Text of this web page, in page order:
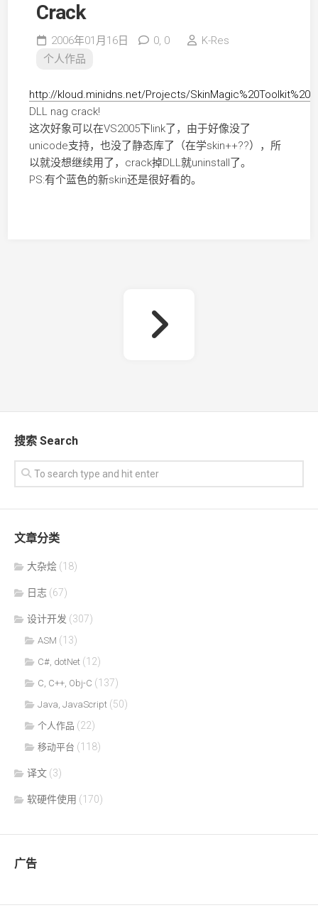
Crack
2006年01月16日 0, 0
K-Res
个人作品
http://kloud.minidns.net/Projects/
DLL nag crack!
这次好象可以在VS2005下link了，由于好像没了
unicode支持，也没了静态库了（在学skin++??），所
以就没想继续用了，crack掉DLL就uninstall了。
PS:有个蓝色的新skin还是很好看的。
搜索 Search
文章分类
大杂烩 (18)
日志 (67)
设计开发 (307)
ASM (13)
C#, dotNet (12)
C, C++, Obj-C (137)
Java, JavaScript (50)
个人作品 (22)
移动平台 (118)
译文 (3)
软硬件使用 (170)
广告